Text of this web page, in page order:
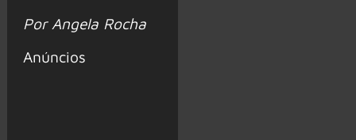
Por Angela Rocha
Anúncios